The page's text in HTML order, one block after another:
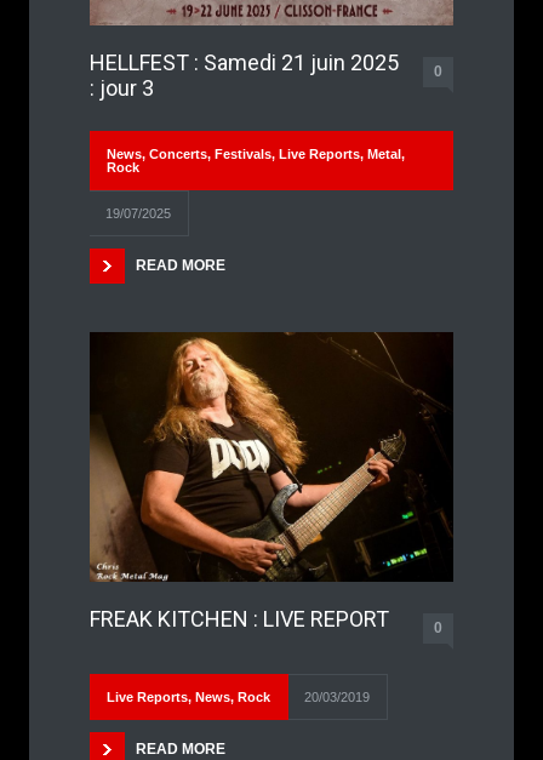
HELLFEST : Samedi 21 juin 2025
: jour 3
0
News, Concerts, Festivals, Live Reports, Metal,
Rock
19/07/2025
READ MORE
FREAK KITCHEN : LIVE REPORT 0
Live Reports, News, Rock 20/03/2019
READ MORE